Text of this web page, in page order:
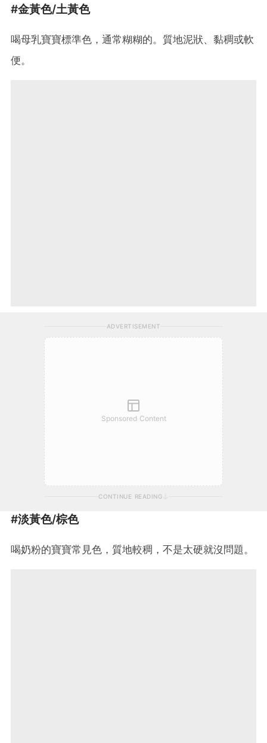
#金黃色/土黃色
喝母乳寶寶標準色，通常糊糊的。質地泥狀、黏稠或軟
便。
ADVERTISEMENT
Sponsored Content
CONTINUE READING
#淡黃色/棕色
喝奶粉的寶寶常見色，質地較稠，不是太硬就沒問題。